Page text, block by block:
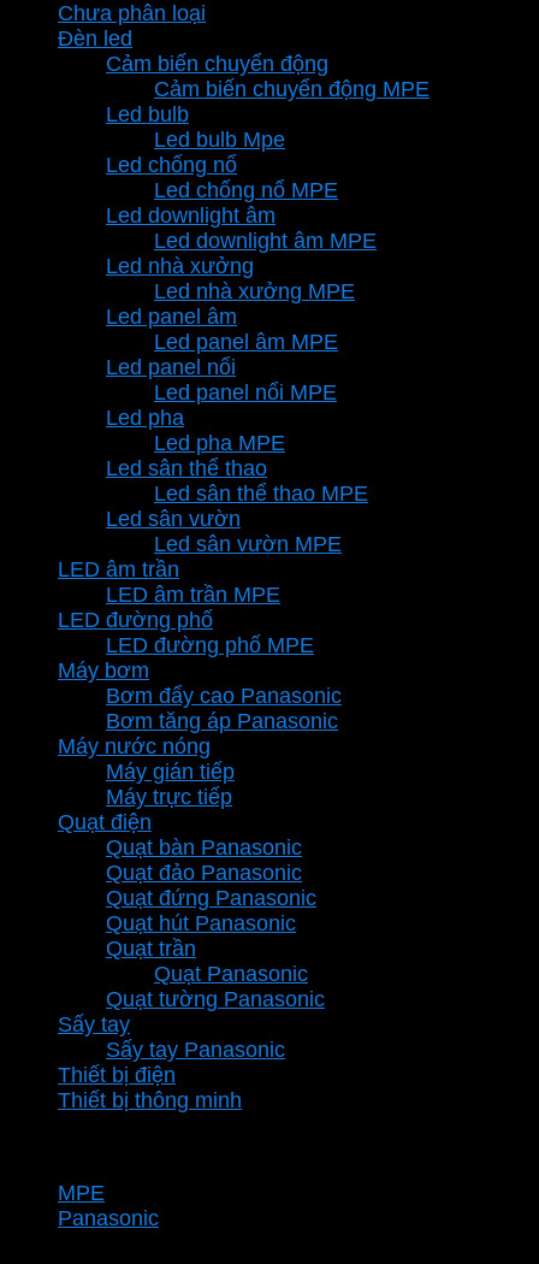
56.700 ₫.là:
Chưa phân loại
Đèn led
Cảm biến chuyển động
Cảm biến chuyển động MPE
Led bulb
Led bulb Mpe
Led chống nổ
Led chống nổ MPE
Led downlight âm
Led downlight âm MPE
Led nhà xưởng
Led nhà xưởng MPE
Led panel âm
Led panel âm MPE
Led panel nổi
Led panel nổi MPE
Led pha
Led pha MPE
Led sân thể thao
Led sân thể thao MPE
Led sân vườn
Led sân vườn MPE
LED âm trần
LED âm trần MPE
LED đường phố
LED đường phố MPE
Máy bơm
Bơm đẩy cao Panasonic
Bơm tăng áp Panasonic
Máy nước nóng
Máy gián tiếp
Máy trực tiếp
Quạt điện
Quạt bàn Panasonic
Quạt đảo Panasonic
Quạt đứng Panasonic
Quạt hút Panasonic
Quạt trần
Quạt Panasonic
Quạt tường Panasonic
Sấy tay
Sấy tay Panasonic
Thiết bị điện
Thiết bị thông minh
MPE
Panasonic